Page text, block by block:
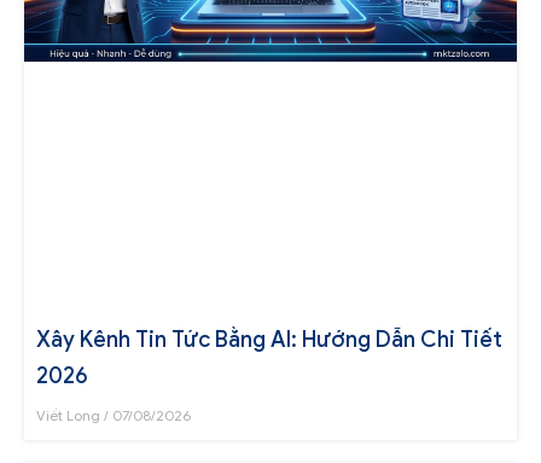
Xây Kênh Tin Tức Bằng AI: Hướng Dẫn Chi Tiết
2026
Viết Long 07/08/2026